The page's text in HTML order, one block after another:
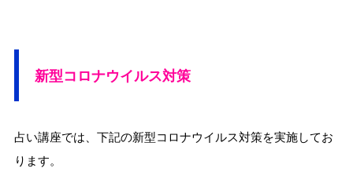
新型コロナウイルス対策
占い講座では、下記の新型コロナウイルス対策を実施してお
ります。